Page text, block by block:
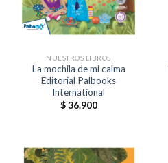
NUESTROS LIBROS
La mochila de mi calma
Editorial Palbooks
International
$36.900